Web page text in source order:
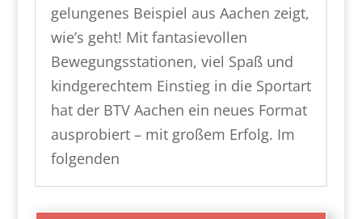
gelungenes Beispiel aus Aachen zeigt,
wie’s geht! Mit fantasievollen
Bewegungsstationen, viel Spaß und
kindgerechtem Einstieg in die Sportart
hat der BTV Aachen ein neues Format
ausprobiert – mit großem Erfolg. Im
folgenden